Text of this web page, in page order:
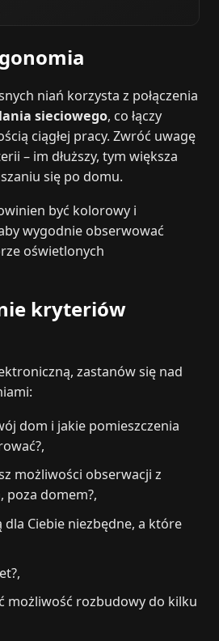
niań korzysta z połączenia
sieciowego, co łączy
ciągłej pracy. Zwróć uwagę
– im dłuższy, tym większa
się po domu.
być kolorowy i
wygodnie obserwować
oświetlonych
kryteriów
zastanów się nad
dom i jakie pomieszczenia
możliwości obserwacji z
poza domem?,
dla Ciebie niezbędne, a które
możliwość rozbudowy do kilku